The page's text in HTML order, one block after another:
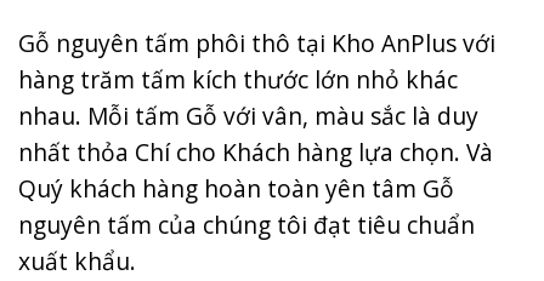
Gỗ nguyên tấm phôi thô tại Kho AnPlus với
hàng trăm tấm kích thước lớn nhỏ khác
nhau. Mỗi tấm Gỗ với vân, màu sắc là duy
nhất thỏa Chí cho Khách hàng lựa chọn. Và
Quý khách hàng hoàn toàn yên tâm Gỗ
nguyên tấm của chúng tôi đạt tiêu chuẩn
xuất khẩu.